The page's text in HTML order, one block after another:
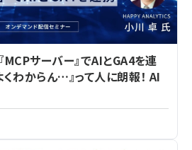
MCPサーバー』でAIとGA4を連
わからん…』って人に朗報！ AI